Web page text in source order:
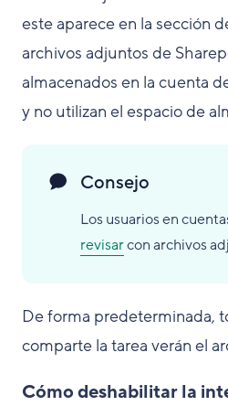
este aparece en la sección
archivos adjuntos de
almacenados en la cuenta
y no utilizan el espacio de
Consejo
Los usuarios en
revisarcon archivos
De forma predeterminada,
comparte la tarea verán el
Cómo deshabilitar la